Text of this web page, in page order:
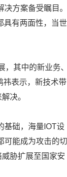
方案备受瞩目。
具有两面性，当世
其中的新业务、
祎表示，新技术带
决。
基础，海量IOT设
可能成为攻击的切
胁扩展至国家安